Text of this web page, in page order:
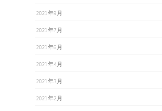
2021年9月
2021年7月
2021年6月
2021年4月
2021年3月
2021年2月